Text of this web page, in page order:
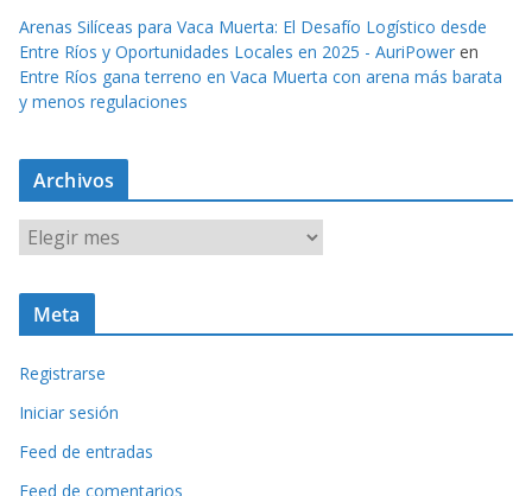
Arenas Silíceas para Vaca Muerta: El Desafío Logístico desde
Entre Ríos y Oportunidades Locales en 2025 - AuriPower en
Entre Ríos gana terreno en Vaca Muerta con arena más barata
y menos regulaciones
Archivos
r
c
v
o
Meta
Registrarse
Iniciar sesión
Feed de entradas
Feed de comentarios